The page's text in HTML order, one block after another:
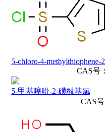
5-chloro-4-methylthiophene-
CAS号：
5-甲基噻吩-2-磺酰基氯
CAS号